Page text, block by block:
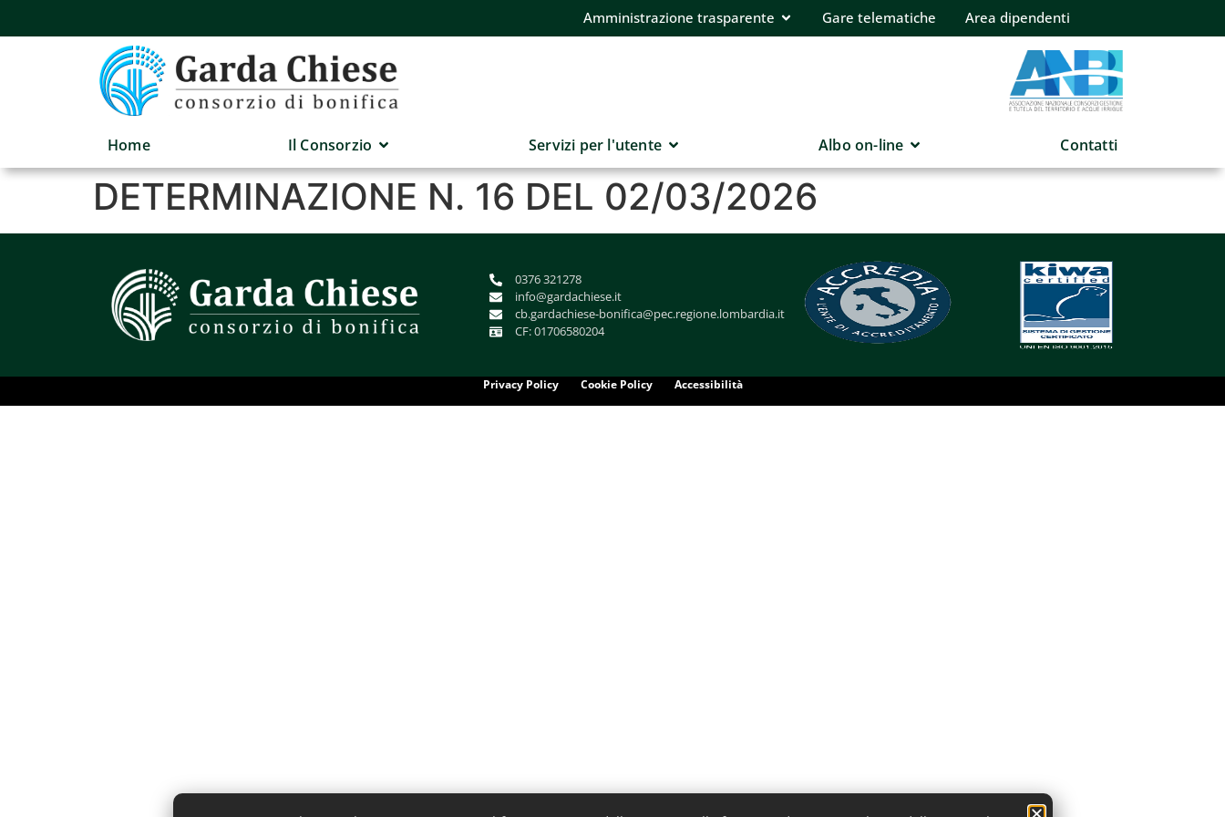
Amministrazione trasparente Gare telematiche Area dipendenti
Home Il Consorzio Servizi per l'utente Albo on-line Contatti
DETERMINAZIONE N. 16 DEL 02/03/2026
0376 321278
info@gardachiese.it
cb.gardachiese-bonifica@pec.regione.lombardia.it
CF: 01706580204
Privacy Policy Cookie Policy Accessibilità